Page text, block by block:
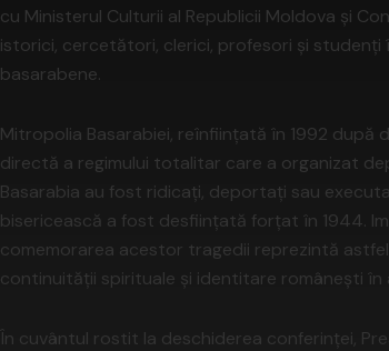
cu Ministerul Culturii al Republicii Moldova și
istorici, cercetători, clerici, profesori și studenți
basarabene.
Mitropolia Basarabiei, reînființată în 1992
directă a regimului totalitar care a organizat
Basarabia au fost ridicați, deportați sau
bisericească a fost desființată forțat în 1944.
comemorarea acestor tragedii reprezintă
continuității spirituale și identitare românești în
În cuvântul rostit la deschiderea conferinței,